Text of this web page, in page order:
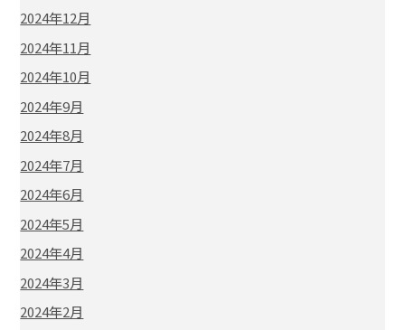
2024年12月
2024年11月
2024年10月
2024年9月
2024年8月
2024年7月
2024年6月
2024年5月
2024年4月
2024年3月
2024年2月